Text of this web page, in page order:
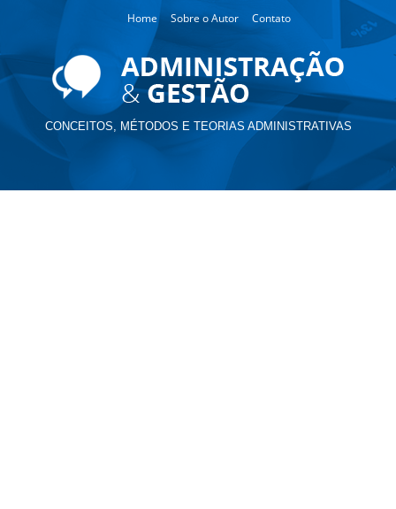
Home Sobre o Autor Contato
CONCEITOS, MÉTODOS E TEORIAS ADMINISTRATIVAS